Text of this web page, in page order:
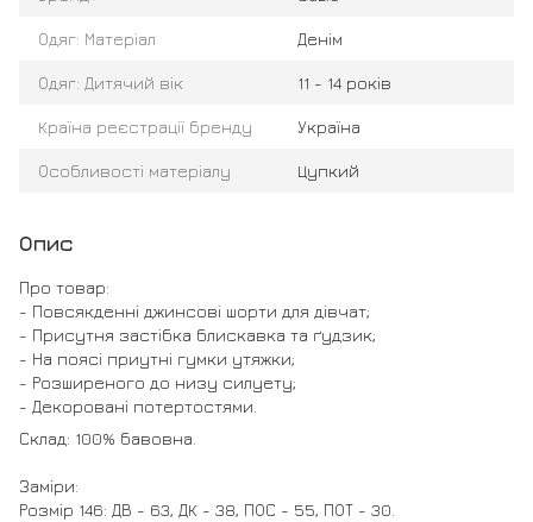
Одяг: Матеріал Денім
Одяг: Дитячий вік 11 - 14 років
Країна реєстрації бренду Україна
Особливості матеріалу Цупкий
Опис
Про товар:
- Повсякденні джинсові шорти для дівчат;
- Присутня застібка блискавка та ґудзик;
- На поясі приутні гумки утяжки;
- Розширеного до низу силуету;
- Декоровані потертостями.
Склад: 100% бавовна.
Заміри:
Розмір 146: ДВ - 63, ДК - 38, ПОС - 55, ПОТ - 30.